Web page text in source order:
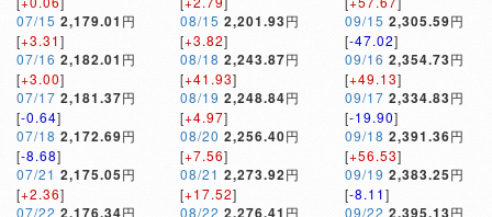
07/15 2,179.01 円
[+3.31]
07/16 2,182.01 円
[+3.00]
07/17 2,181.37円
[-0.64]
07/18 2,172.69円
[-8.68]
07/21 2,175.05円
[+2.36]
07/22 2,176.34円
08/15 2,201.93円
[+3.82]
08/18 2,243.87円
[+41.93]
08/19 2,248.84円
[+4.97]
08/20 2,256.40円
[+7.56]
08/21 2,273.92円
[+17.52]
08/22 2,276.41 円
09/15 2,305.59円
[-47.02]
09/16 2,354.73円
[+49.13]
09/17 2,334.83円
[-19.90]
09/18 2,391.36円
[+56.53]
09/19 2,383.25円
[-8.11]
09/22 2,395.13円